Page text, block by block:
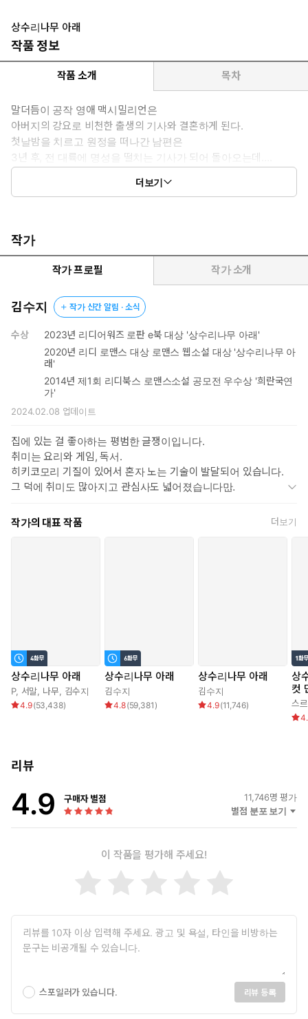
교를 당한 탓에 외모에 대한 콤플렉스도 깊은 편. 리프탄을 좋아하게
되면서 조금씩 변해간다.
*이럴 때 보세요: 잔잔하게 가슴을 울리는 따뜻한 이야기가 그리울
너를 생각하면 생각할수록
나는 고독하고 외로워져
이렇게나 괴로운데도
그만 둘 수 없는 이유를 도무지 모르겠어.
상수리나무 아래
작품 정보
작품 소개 목차
말더듬이 공작 영애 맥시밀리언은
아버지의 강요로 비천한 출생의 기사와 결혼하게 된다.
첫날밤을 치르고 원정을 떠나간 남편은
3년 후, 전 대륙에 명성을 떨치는 기사가 되어 돌아오는데….
더보기
작가
작가 프로필 작가 소개
김수지 작가 신간 알림 · 소식
수상
2023년 리디어워즈 로판 e북 대상 '상수리나무 아래'
2020년 리디 로맨스 대상 로맨스 웹소설 대상 '상수리나무 아
래'
2014년 제1회 리디북스 로맨스소설 공모전 우수상 '희란국연
가'
2024.02.08 업데이트
집에 있는 걸 좋아하는 평범한 글쟁이입니다.
취미는 요리와 게임, 독서.
히키코모리 기질이 있어서 혼자 노는 기술이 발달되어 있습니다.
그 덕에 취미도 많아지고 관심사도 넓어졌습니다만
조만간 고양이를 한 마리 데려와서 완전체가 될 예정입니다.
작가의 대표 작품 더보기
상수리나무 아래
P, 서말, 나무, 김수지
4.9(53,438)
상수리나무 아래
김수지
4.8(59,381 )
상수리나무 아래
김수지
4.9(11,746)
상
컷
스
리뷰
4.9 구매자 별점 11,746명 평가
별점 분포 보기
이 작품을 평가해 주세요!
스포일러가 있습니다. 리뷰 등록